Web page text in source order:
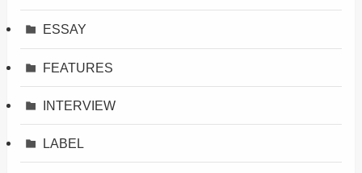
ESSAY
FEATURES
INTERVIEW
LABEL